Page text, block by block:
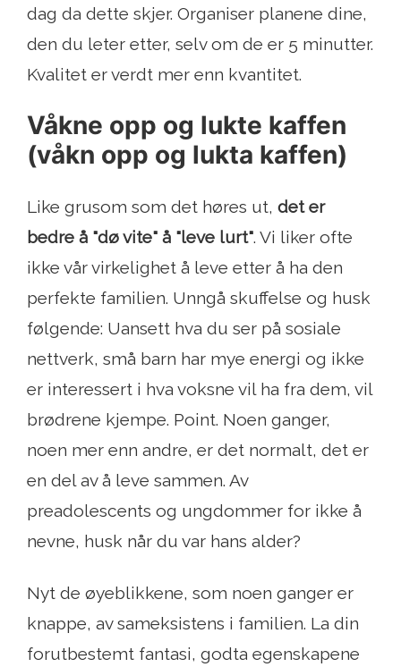
dag da dette skjer. Organiser planene dine,
den du leter etter, selv om de er 5 minutter.
Kvalitet er verdt mer enn kvantitet.
Våkne opp og lukte kaffen
(våkn opp og lukta kaffen)
Like grusom som det høres ut, det er
bedre å "dø vite" å "leve lurt". Vi liker ofte
ikke vår virkelighet å leve etter å ha den
perfekte familien. Unngå skuffelse og husk
følgende: Uansett hva du ser på sosiale
nettverk, små barn har mye energi og ikke
er interessert i hva voksne vil ha fra dem, vil
brødrene kjempe. Point. Noen ganger,
noen mer enn andre, er det normalt, det er
en del av å leve sammen. Av
preadolescents og ungdommer for ikke å
nevne, husk når du var hans alder?
Nyt de øyeblikkene, som noen ganger er
knappe, av sameksistens i familien. La din
forutbestemt fantasi, godta egenskapene